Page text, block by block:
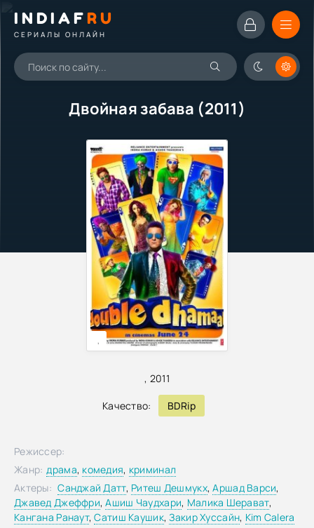
INDIAFRU
СЕРИАЛЫ ОНЛАЙН
Двойная забава (2011)
, 2011
Качество: BDRip
,
Режиссер:
Жанр: драма, комедия, криминал
Актеры: Санджай Датт, Ритеш Дешмукх,Аршад Варси,
Джавед Джеффри,Ашиш Чаудхари, Малика Шерават,
Кангана Ранаут,Сатиш Каушик,Закир Хуссайн, Kim Calera